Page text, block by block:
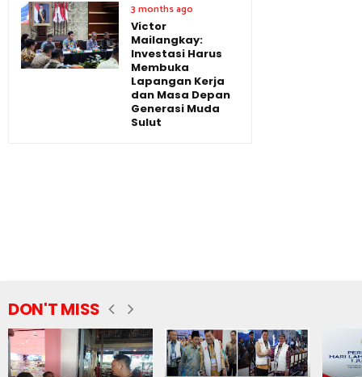
3 months ago
Victor
Mailangkay:
Investasi Harus
Membuka
Lapangan Kerja
dan Masa Depan
Generasi Muda
Sulut
DON'T MISS